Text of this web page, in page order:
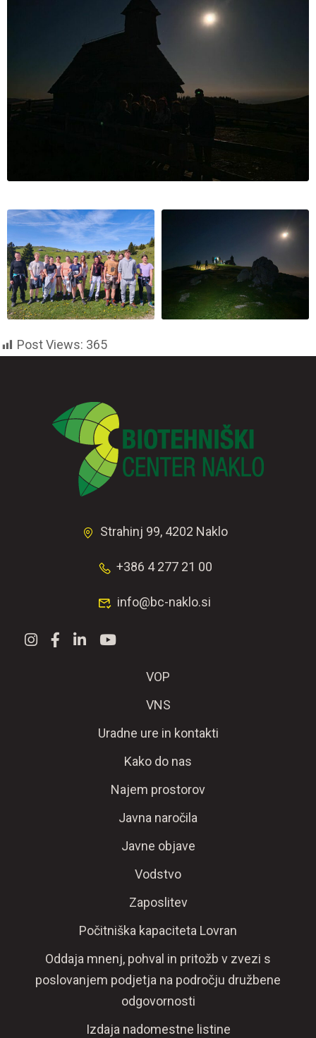
Post Views: 365
Strahinj 99, 4202 Naklo
+386 4 277 21 00
info@bc-naklo.si
VOP
VNS
Uradne ure in kontakti
Kako do nas
Najem prostorov
Javna naročila
Javne objave
Vodstvo
Zaposlitev
Počitniška kapaciteta Lovran
Oddaja mnenj, pohval in pritožb v zvezi s
poslovanjem podjetja na področju družbene
odgovornosti
Izdaja nadomestne listine